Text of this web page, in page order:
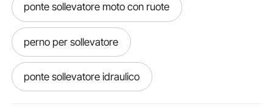
ponte sollevatore moto con ruote
perno per sollevatore
ponte sollevatore idraulico